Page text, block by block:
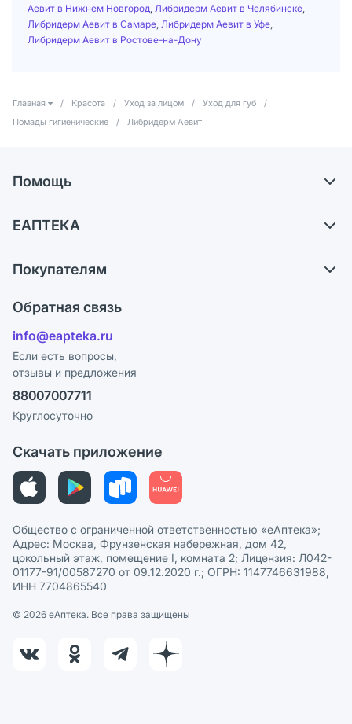
Аевит в Нижнем Новгород Либридерм Аевит в Челябинске
Либридерм Аевит в Самаре Либридерм Аевит в Уфе
Либридерм Аевит в Ростове-на-Дону
Главная / Красота / Уход за лицом / Уход для губ
/
Помады гигиенические
/ Либридерм Аевит
Помощь
Обмен и возврат
Блог
ЕАПТЕКА
Карьера
Поставщики
Лицензия
Реклама на сайте
Ваши товары на ЕАПТЕКЕ
Покупателям
Программа СберСпасибо
Политика конфиденциальности
Пользовательское соглашение
Политика рекомендаций
Этика и соответствие
Политика в отношении обработки персональных данных
Обратная связь
info@eapteka.ru
Если есть вопросы,
отзывы и предложения
88007007711
Круглосуточно
Скачать приложение
Общество с ограниченной ответственностью «еАптека»;
Адрес: Москва, Фрунзенская набережная, дом 42,
цокольный этаж, помещение I, комната 2; Лицензия: Л042-
01177-91/00587270 от 09.12.2020 г.; ОГРН: 1147746631988,
ИНН 7704865540
© 2026 eАптека. Все права защищены